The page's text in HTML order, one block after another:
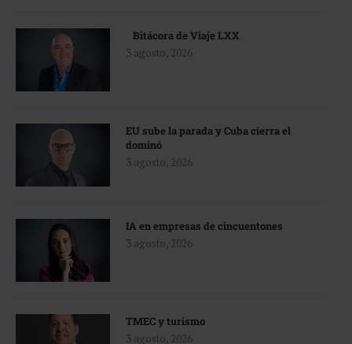
Bitácora de Viaje LXX
3 agosto, 2026
EU sube la parada y Cuba cierra el
dominó
3 agosto, 2026
IA en empresas de cincuentones
3 agosto, 2026
TMEC y turismo
3 agosto, 2026